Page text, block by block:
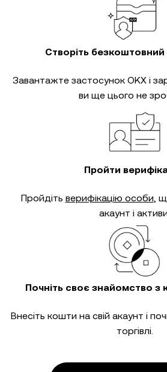
Створіть безкоштовний
Завантажте застосунок OKX і
ви ще цього не
Пройти
Пройдіть верифікацію особи,
акаунт і
Почніть своє знайомство
Внесіть кошти на свій акаунт і
торгівлі.